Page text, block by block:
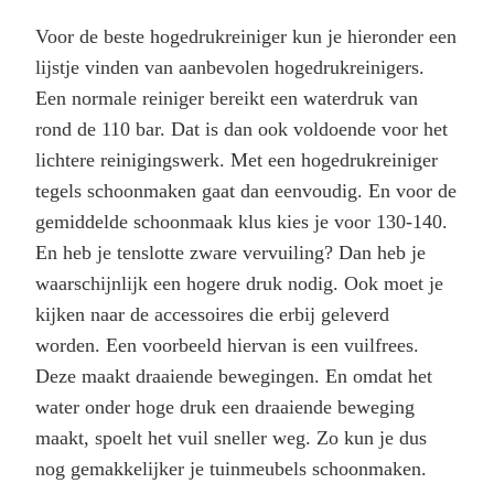
Voor de beste hogedrukreiniger kun je hieronder een
lijstje vinden van aanbevolen hogedrukreinigers.
Een normale reiniger bereikt een waterdruk van
rond de 110 bar. Dat is dan ook voldoende voor het
lichtere reinigingswerk. Met een hogedrukreiniger
tegels schoonmaken gaat dan eenvoudig. En voor de
gemiddelde schoonmaak klus kies je voor 130-140.
En heb je tenslotte zware vervuiling? Dan heb je
waarschijnlijk een hogere druk nodig. Ook moet je
kijken naar de accessoires die erbij geleverd
worden. Een voorbeeld hiervan is een vuilfrees.
Deze maakt draaiende bewegingen. En omdat het
water onder hoge druk een draaiende beweging
maakt, spoelt het vuil sneller weg. Zo kun je dus
nog gemakkelijker je tuinmeubels schoonmaken.